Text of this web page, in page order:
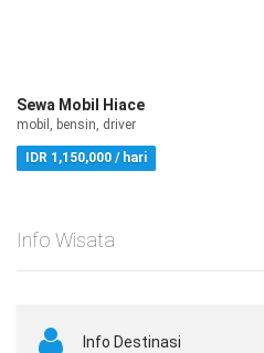
Sewa Mobil Hiace
mobil, bensin, driver
IDR 1,150,000 / hari
Info Wisata
Info Destinasi